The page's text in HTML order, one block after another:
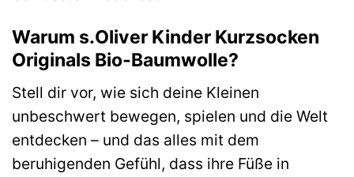
Warum s.Oliver Kinder Kurzsocken
Originals Bio-Baumwolle?
Stell dir vor, wie sich deine Kleinen
unbeschwert bewegen, spielen und die Welt
entdecken – und das alles mit dem
beruhigenden Gefühl, dass ihre Füße in